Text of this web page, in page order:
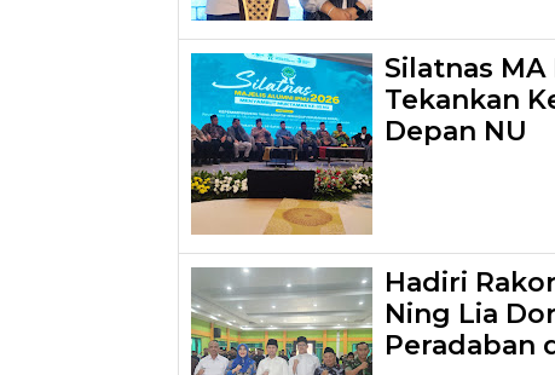
Silatnas MA
Tekankan
Depan NU
Hadiri
Ning Lia
Peradaban